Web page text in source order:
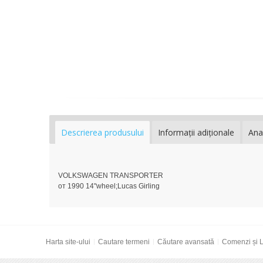
Descrierea produsului Informaţii adiţionale
VOLKSWAGEN TRANSPORTER
от 1990 14"wheel;Lucas Girling
Harta site-ului Cautare termeni Căutare avansată Comenzi și